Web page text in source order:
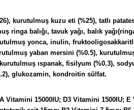
kurutulmuş kuzu eti (%25), tatlı
ringa balığı, tavuk yağı, balık
yonca, inulin,
yaban mersini (%0.5),
ıspanak, fisilyum (%0.3),
glukozamin, kondroitin sülfat.
Vitamini 15000IU; D3 Vitamini 1500IU;